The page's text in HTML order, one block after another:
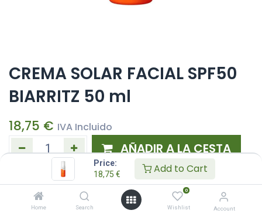
Price:
18,75 € Add to Cart
Home Search
0
Wishlist Account
CREMA SOLAR FACIAL SPF50
BIARRITZ 50 ml
18,75 € IVA Incluido
AÑADIR A LA CESTA
Añadir a lista de deseos